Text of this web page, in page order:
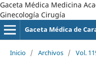
Gaceta Médica Medicina
Ginecología Cirugía
Gaceta Médica de
Inicio / Archivos / Vol.